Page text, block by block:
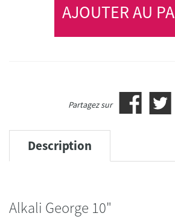
AJOUTER AU
Partagez sur
Description
Alkali George 10"